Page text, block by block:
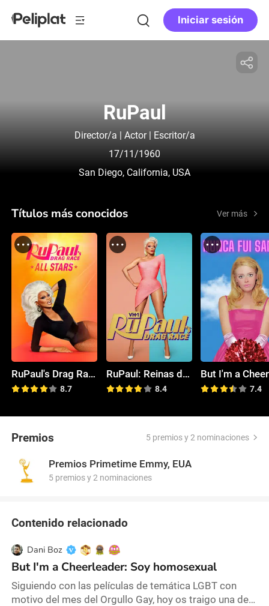
Iniciar sesión
RuPaul
Director/a | Actor | Escritor/a
17/11/1960
San Diego, California, USA
Títulos más conocidos Ver más
RuPaul's Drag Race: All Stars
8.7
RuPaul: Reinas del drag
8.4 7.4
Premios 5 premios y 2 nominaciones
Premios Primetime Emmy, EUA
5 premios y 2 nominaciones
Contenido relacionado
Dani Boz
But I'm a Cheerleader: Soy homosexual
Siguiendo con las películas de temática LGBT con
motivo del mes del Orgullo Gay, hoy os traigo una de